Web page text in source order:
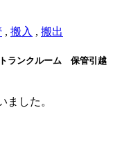
, 搬入 , 搬出
ランクルーム 保管引越
ました。